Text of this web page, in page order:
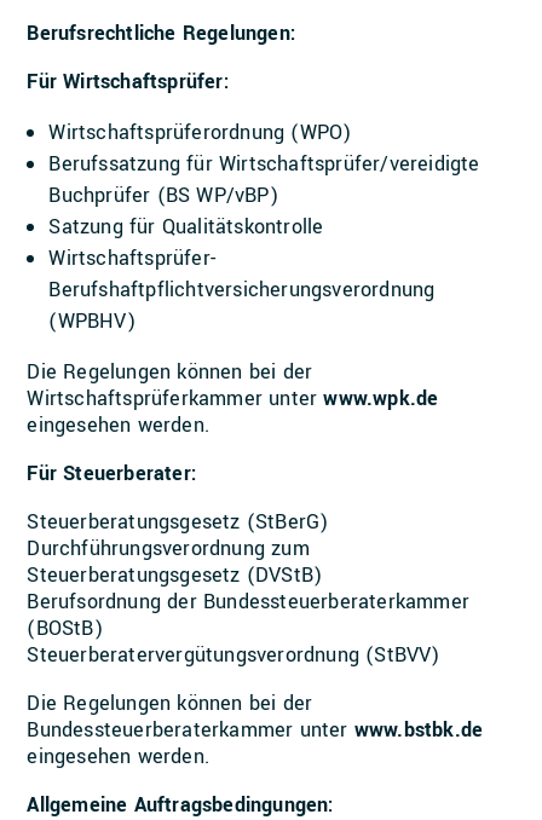
Berufsrechtliche Regelungen:
Für Wirtschaftsprüfer:
Wirtschaftsprüferordnung (WPO)
Berufssatzung für Wirtschaftsprüfer/vereidigte
Buchprüfer (BS WP/vBP)
Satzung für Qualitätskontrolle
Wirtschaftsprüfer-
Berufshaftpflichtversicherungsverordnung
(WPBHV)
Die Regelungen können bei der
Wirtschaftsprüferkammer unterwww.wpk.de
eingesehen werden.
Für Steuerberater:
Steuerberatungsgesetz (StBerG)
Durchführungsverordnung zum
Steuerberatungsgesetz (DVStB)
Berufsordnung der Bundessteuerberaterkammer
(BOStB)
Steuerberatervergütungsverordnung (StBVV)
Die Regelungen können bei der
Bundessteuerberaterkammer unter www.bstbk.de
eingesehen werden.
Allgemeine Auftragsbedingungen: